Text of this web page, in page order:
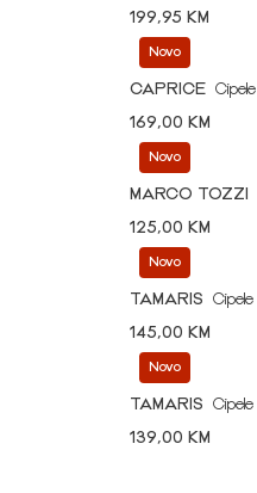
199,95 KM
Novo
CAPRICE Cipele
169,00 KM
Novo
MARCO TOZZI
125,00 KM
Novo
TAMARIS
Cipele
145,00 KM
Novo
TAMARIS
Cipele
139,00 KM